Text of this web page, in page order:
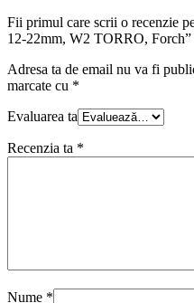
Fii primul care scrii o recenzie
12-22mm, W2 TORRO, Forch”
Adresa ta de email nu va fi
marcate cu *
Evaluarea ta
Recenzia ta *
Nume *